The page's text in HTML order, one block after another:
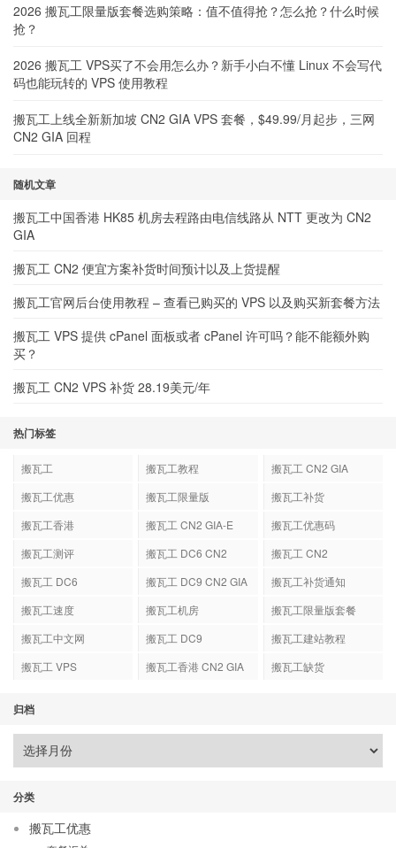
2026 搬瓦工限量版套餐选购策略：值不值得抢？怎么抢？什么时候
抢？
2026 搬瓦工 VPS买了不会用怎么办？新手小白不懂 Linux 不会写代
码也能玩转的 VPS 使用教程
搬瓦工上线全新新加坡 CN2 GIA VPS 套餐，$49.99/月起步，三网
CN2 GIA 回程
随机文章
搬瓦工中国香港 HK85 机房去程路由电信线路从 NTT 更改为 CN2
GIA
搬瓦工 CN2 便宜方案补货时间预计以及上货提醒
搬瓦工官网后台使用教程 – 查看已购买的 VPS 以及购买新套餐方法
搬瓦工 VPS 提供 cPanel 面板或者 cPanel 许可吗？能不能额外购
买？
搬瓦工 CN2 VPS 补货 28.19美元/年
热门标签
搬瓦工 搬瓦工教程
搬瓦工 CN2 GIA
搬瓦工优惠
搬瓦工限量版
搬瓦工补货
搬瓦工香港
搬瓦工 CN2 GIA-E
搬瓦工优惠码
搬瓦工测评
搬瓦工 DC6 CN2
搬瓦工 CN2
搬瓦工 DC6
搬瓦工 DC9 CN2 GIA
搬瓦工补货通知
搬瓦工速度
搬瓦工机房
搬瓦工限量版套餐
搬瓦工中文网
搬瓦工 DC9
搬瓦工建站教程
搬瓦工 VPS
搬瓦工香港 CN2 GIA 搬瓦工缺货
归档
分类
搬瓦工优惠